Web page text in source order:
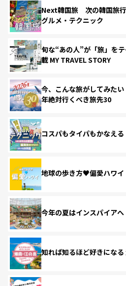
Next韓国旅 次の韓国旅行
グルメ・テクニック
旬な“あの人”が「旅」を
載 MY TRAVEL STORY
今、こんな旅がしてみた
年絶対行くべき旅先30
コスパもタイパもかなえ
地球の歩き方♥偏愛ハワイ
今年の夏はインスパイアへ
知れば知るほど好きにな